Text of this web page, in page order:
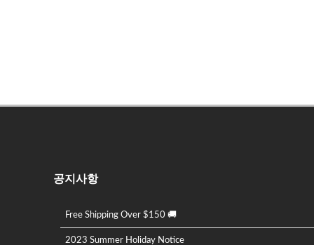
공지사항
Free Shipping Over $150 🚚
2023 Summer Holiday Notice